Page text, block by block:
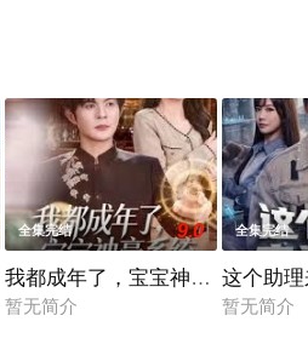
了解。
三百年
全集完结 9.0
我都成年了，宝宝神豪系统什么
暂无简介
全集完结
这个助
暂无简介